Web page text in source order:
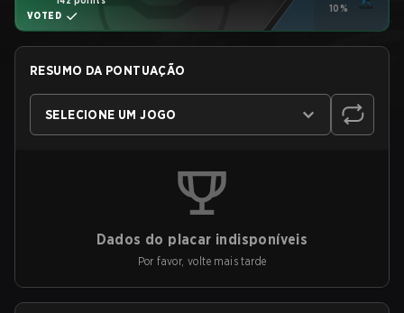
VOTED
10%
RESUMO DA PONTUAÇÃO
SELECIONE UM JOGO
Dados do placar indisponíveis
Por favor, volte mais tarde